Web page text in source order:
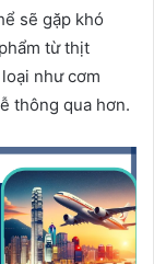
sẽ gặp khó
từ thịt
như cơm
thông qua hơn.